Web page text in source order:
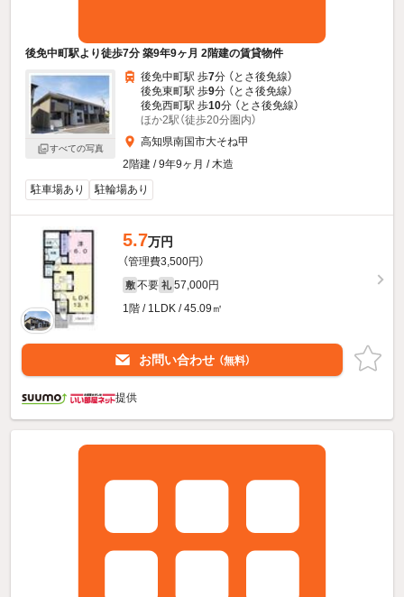
後免中町駅より徒歩7分 築9年9ヶ月 2階建の賃貸物件
すべての写真
後免中町駅 歩7分 （とさ後免線）
後免東町駅 歩9分 （とさ後免線）
後免西町駅 歩10分 （とさ後免線）
ほか2駅（徒歩20分圏内）
高知県南国市大そね甲
2階建 / 9年9ヶ月 / 木造
駐車場あり
駐輪場あり
5.7万円
（管理費3,500円）
敷 不要 礼 57,000円
1階 / 1LDK / 45.09㎡
お問い合わせ （無料）
提供